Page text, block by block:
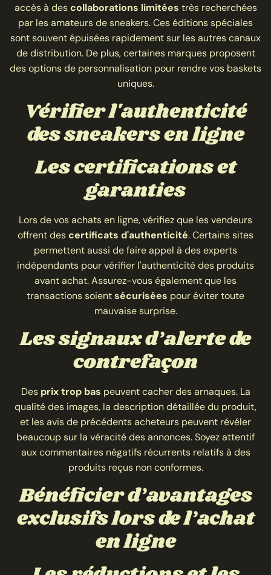
accès à descollaborations limitées très recherchées
par les amateurs de sneakers. Ces éditions spéciales
sont souvent épuisées rapidement sur les autres canaux
de distribution. De plus, certaines marques proposent
des options de personnalisation pour rendre vos baskets
uniques.
Vérifier l'authenticité
des sneakers en ligne
Les certifications et
garanties
Lors de vos achats en ligne, vérifiez que les vendeurs
offrent descertificats d'authenticité. Certains sites
permettent aussi de faire appel à des experts
indépendants pour vérifier l'authenticité des produits
avant achat. Assurez-vous également que les
transactions soientsécurisées pour éviter toute
mauvaise surprise.
Les signaux d’alerte de
contrefaçon
Des prix trop bas peuvent cacher des arnaques. La
qualité des images, la description détaillée du produit,
et les avis de précédents acheteurs peuvent révéler
beaucoup sur la véracité des annonces. Soyez attentif
aux commentaires négatifs récurrents relatifs à des
produits reçus non conformes.
Bénéficier d’avantages
exclusifs lors de l’achat
en ligne